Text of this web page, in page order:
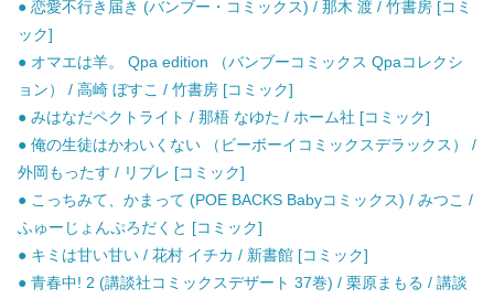
● 恋愛不行き届き (バンブー・コミックス) / 那木 渡 / 竹書房 [コミ
ック]
● オマエは羊。 Qpa edition （バンブーコミックス Qpaコレクシ
ョン） / 高崎 ぼすこ / 竹書房 [コミック]
● みはなだペクトライト / 那梧 なゆた / ホーム社 [コミック]
● 俺の生徒はかわいくない （ビーボーイコミックスデラックス） /
外岡もったす / リブレ [コミック]
● こっちみて、かまって (POE BACKS Babyコミックス) / みつこ /
ふゅーじょんぷろだくと [コミック]
● キミは甘い甘い / 花村 イチカ / 新書館 [コミック]
● 青春中! 2 (講談社コミックスデザート 37巻) / 栗原まもる / 講談